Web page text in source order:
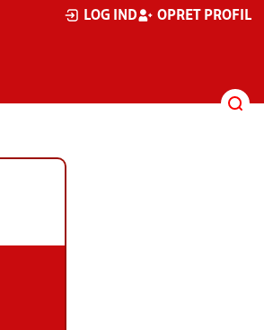
LOG IND OPRET PROFIL